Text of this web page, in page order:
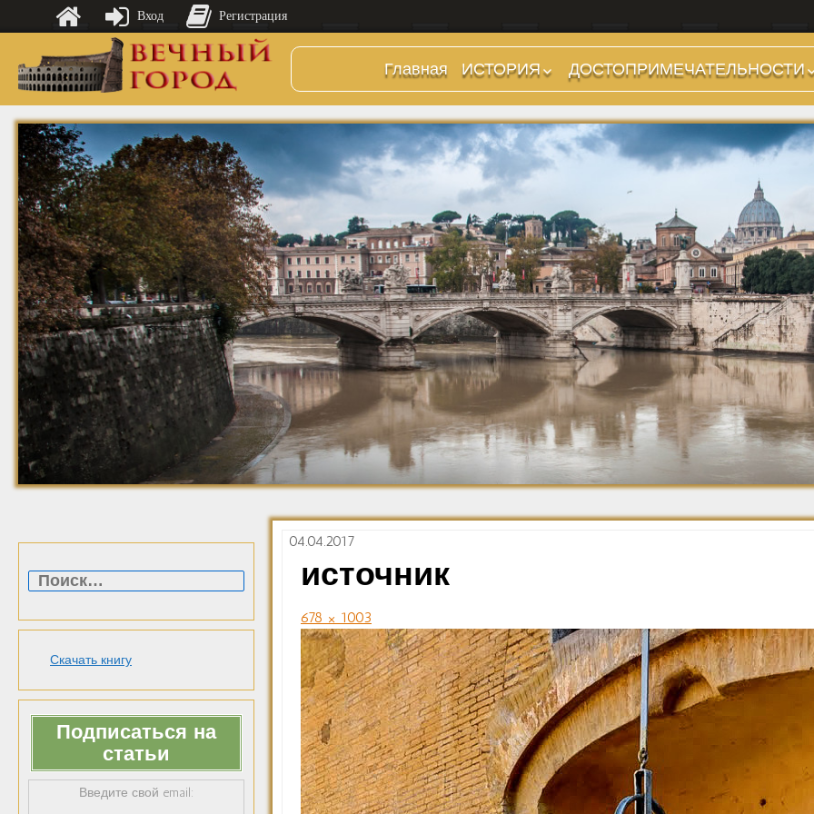
Главная
ИСТОРИЯ
Предыстория
Царский период
(753-509 гг до н.э.)
Ранняя Республика
(509-265 гг до н.э.)
Поздняя Республика
(264-27 гг до н.э.)
Империя. Принципат
(27 г до н.э. — 284 г
н.э.)
Империя. Доминат
(284-476 гг)
Темные Века. Готы
Темные Века.
Экзархат
Средневековье
Возрождение и
Барокко
ДОСТОПРИМЕЧАТЕЛЬНОСТИ
Холмы и остров.
Районы
Форумы, Площади,
Дороги
Стадионы, Термы
Музеи
Дохристианские
храмы
Христианские храмы,
базилики etc.
Дворцы
Арки, колонны и
обелиски
Фонтаны
Скачать книгу
Подписаться на
статьи
Введите свой email:
04.04.2017
источник
678 × 1003
Вход Регистрация